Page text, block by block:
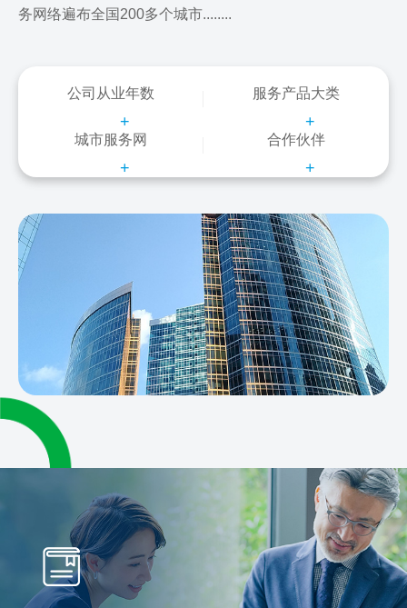
务网络遍布全国200多个城市........
公司从业年数
+
服务产品大类
+
城市服务网
+
合作伙伴
+